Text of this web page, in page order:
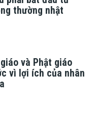
thường nhật
và Phật giáo
vì lợi ích của nhân